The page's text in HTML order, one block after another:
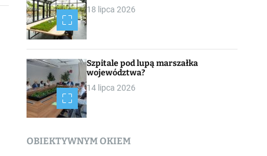
18 lipca 2026
Szpitale pod lupą marszałka
województwa?
14 lipca 2026
OBIEKTYWNYM OKIEM